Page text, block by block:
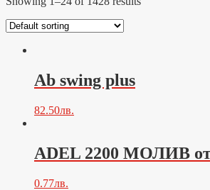
Ab swing plus
82.50лв.
ADEL 2200 МОЛИВ
0.77лв.